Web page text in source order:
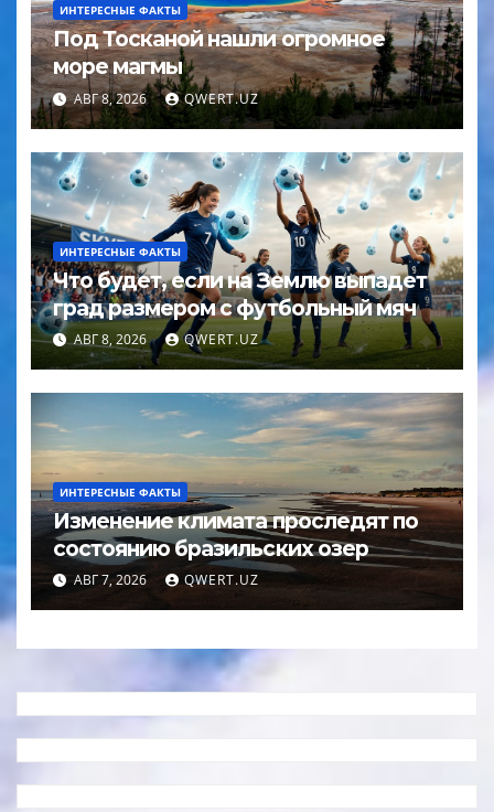
ИНТЕРЕСНЫЕ ФАКТЫ
Под Тосканой нашли огромное
море магмы
АВГ 8, 2026 QWERT.UZ
ИНТЕРЕСНЫЕ ФАКТЫ
Что будет, если на Землю выпадет
град размером с футбольный мяч
АВГ 8, 2026 QWERT.UZ
ИНТЕРЕСНЫЕ ФАКТЫ
Изменение климата проследят по
состоянию бразильских озер
АВГ 7, 2026 QWERT.UZ